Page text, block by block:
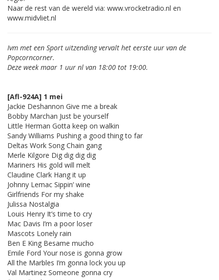
Naar de rest van de wereld via: www.vrocketradio.nl en
www.midvliet.nl
Ivm met een Sport uitzending vervalt het eerste uur van de
Popcorncorner.
Deze week maar 1 uur nl van 18:00 tot 19:00.
[Afl-924A] 1 mei
Jackie Deshannon Give me a break
Bobby Marchan Just be yourself
Little Herman Gotta keep on walkin
Sandy Williams Pushing a good thing to far
Deltas Work Song Chain gang
Merle Kilgore Dig dig dig dig
Mariners His gold will melt
Claudine Clark Hang it up
Johnny Lemac Sippin’ wine
Girlfriends For my shake
Julissa Nostalgia
Louis Henry It’s time to cry
Mac Davis I’m a poor loser
Mascots Lonely rain
Ben E King Besame mucho
Emile Ford Your nose is gonna grow
All the Marbles I’m gonna lock you up
Val Martinez Someone gonna cry